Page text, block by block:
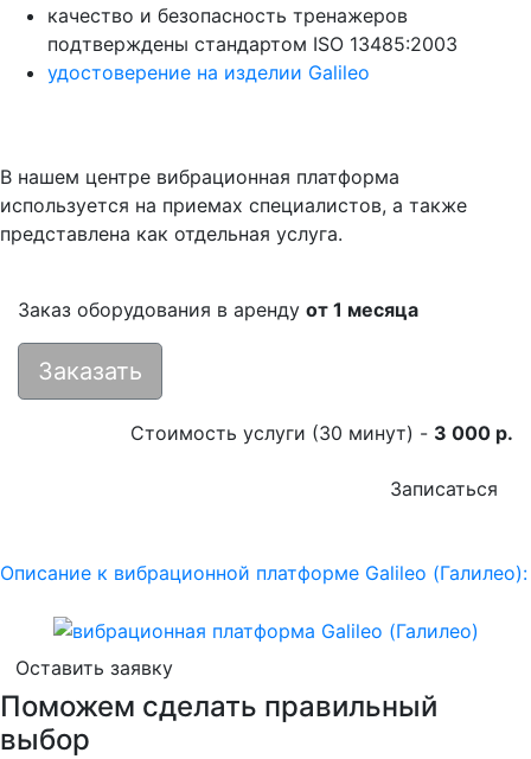
качество и безопасность тренажеров
подтверждены стандартом ISO 13485:2003
удостоверение на изделии Galileo
В нашем центре вибрационная платформа
используется на приемах специалистов, а также
представлена как отдельная услуга.
Заказ оборудования в аренду от 1 месяца
Заказать
Стоимость услуги (30 минут) - 3 000 р.
Записаться
Описание к вибрационной платформе Galileo (Галилео):
Оставить заявку
Поможем сделать правильный
выбор